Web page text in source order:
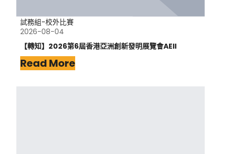
試務組-校外比賽
2026-08-04
【轉知】2026第6屆香港亞洲創新發明展覽會AEII
Read More